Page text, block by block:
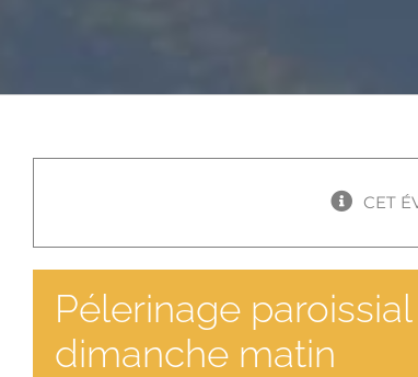
CET
Pélerinage
dimanche matin